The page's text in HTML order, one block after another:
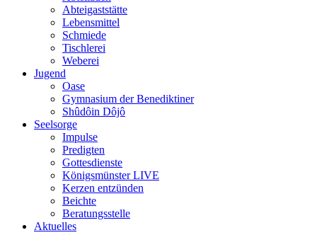
Abteigaststätte
Lebensmittel
Schmiede
Tischlerei
Weberei
Jugend
Oase
Gymnasium der Benediktiner
Shûdôin Dôjô
Seelsorge
Impulse
Predigten
Gottesdienste
Königsmünster LIVE
Kerzen entzünden
Beichte
Beratungsstelle
Aktuelles